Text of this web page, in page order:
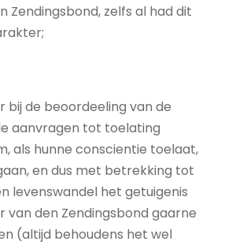
Zendingsbond, zelfs al had dit
bij de beoordeeling van de
aanvragen tot toelating
als hunne conscientie toelaat,
en dus met betrekking tot
levenswandel het getuigenis
van den Zendingsbond gaarne
(altijd behoudens het wel